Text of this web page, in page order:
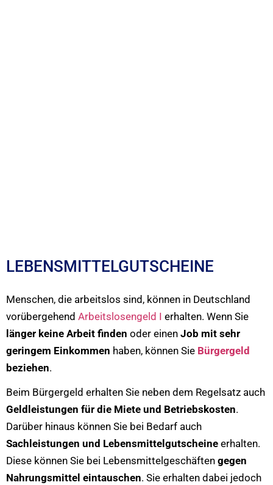
LEBENSMITTELGUTSCHEINE
Menschen, die arbeitslos sind, können in Deutschland
vorübergehend Arbeitslosengeld I erhalten. Wenn Sie
länger keine Arbeit finden oder einen Job mit sehr
geringem Einkommen haben, können Sie Bürgergeld
beziehen.
Beim Bürgergeld erhalten Sie neben dem Regelsatz auch
Geldleistungen für die Miete und Betriebskosten.
Darüber hinaus können Sie bei Bedarf auch
Sachleistungen und Lebensmittelgutscheine erhalten.
Diese können Sie bei Lebensmittelgeschäften gegen
Nahrungsmittel eintauschen. Sie erhalten dabei jedoch